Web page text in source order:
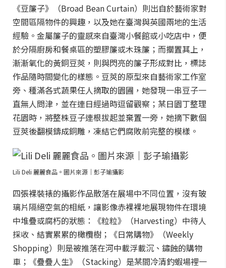
《豆簾子》（Broad Bean Curtain）則出自於藝術家對
空間區隔物件的興趣，以及她在臺灣與英國兩地的生活
經驗。金屬簾子的靈感來自臺灣小餐館或小吃店中，便
於分隔廚房和餐桌區的塑膠簾或木珠簾；而擱置其上，
漸漸氧化的黃銅豆莢，則與閃亮的簾子形成對比，標誌
作品隨時間變化的樣態。豆莢的原型來自藝術家工作室
旁、種滿各式蔬果任人摘取的園圃，她發現一串豆子一
直無人問津，並在連日經過時逗留觀察；某日園丁整理
花園時，將整株豆子連根拔起並棄置一旁，她摘下數個
豆莢後翻模鑄成銅雕，凍結它們腐敗前完整的模樣。
Lili Deli 麗麗食品。圖片來源｜彭子瑜攝影
四張裸裝裱的攝影作品散落在展場中不同位置，沒有玻
璃片隔絕空氣的相紙，讓影像赤裸裸地展現物件在環境
中堆疊或腐朽的狀態：《粒粒》（Harvesting）中待人
採收、結實累累的橄欖樹；《日常購物》（Weekly
Shopping）則是被推落在河中載浮載沉、鏽蝕的購物
車；《疊疊人生》（Stacking）是某間冷清釣蝦場裡一